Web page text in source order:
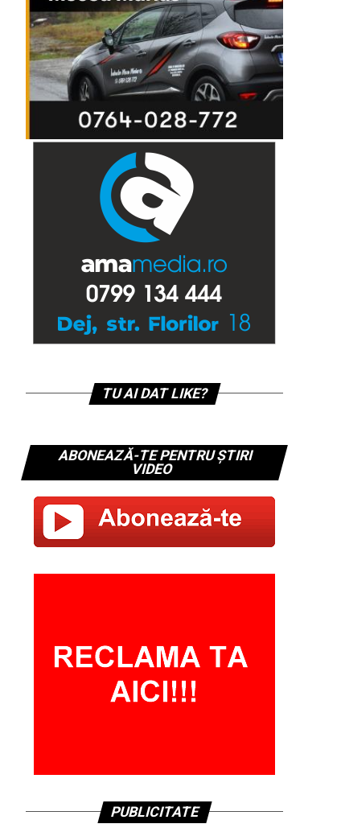
TU AI DAT LIKE?
ABONEAZĂ-TE PENTRU ȘTIRI
VIDEO
PUBLICITATE